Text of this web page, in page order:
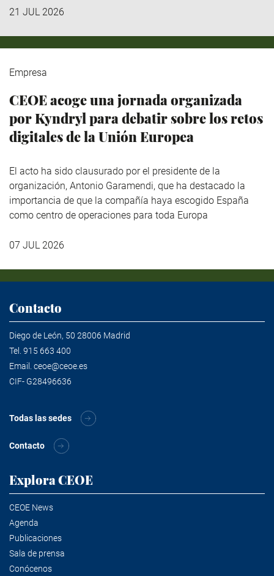
21 JUL 2026
Empresa
CEOE acoge una jornada organizada
por Kyndryl para debatir sobre los retos
digitales de la Unión Europea
El acto ha sido clausurado por el presidente de la
organización, Antonio Garamendi, que ha destacado la
importancia de que la compañía haya escogido España
como centro de operaciones para toda Europa
07 JUL 2026
Contacto
Diego de León, 50 28006 Madrid
Tel. 915 663 400
Email. ceoe@ceoe.es
CIF- G28496636
Todas las sedes
Contacto
Explora CEOE
CEOE News
Agenda
Publicaciones
Sala de prensa
Conócenos